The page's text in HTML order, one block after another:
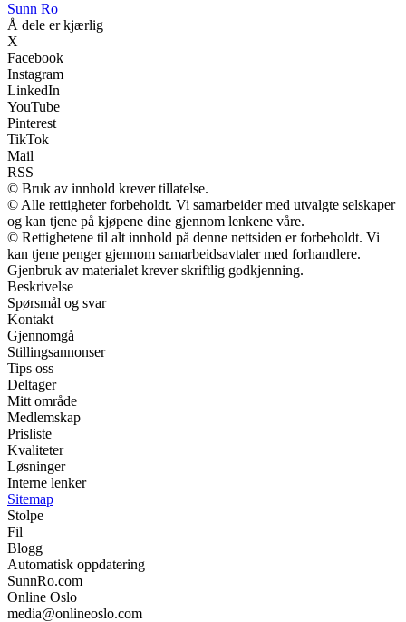
Sunn Ro
Å dele er kjærlig
X
Facebook
Instagram
LinkedIn
YouTube
Pinterest
TikTok
Mail
RSS
© Bruk av innhold krever tillatelse.
© Alle rettigheter forbeholdt. Vi samarbeider med utvalgte selskaper
og kan tjene på kjøpene dine gjennom lenkene våre.
© Rettighetene til alt innhold på denne nettsiden er forbeholdt. Vi
kan tjene penger gjennom samarbeidsavtaler med forhandlere.
Gjenbruk av materialet krever skriftlig godkjenning.
Beskrivelse
Spørsmål og svar
Kontakt
Gjennomgå
Stillingsannonser
Tips oss
Deltager
Mitt område
Medlemskap
Prisliste
Kvaliteter
Løsninger
Interne lenker
Sitemap
Stolpe
Fil
Blogg
Automatisk oppdatering
SunnRo.com
Online Oslo
media@onlineoslo.com